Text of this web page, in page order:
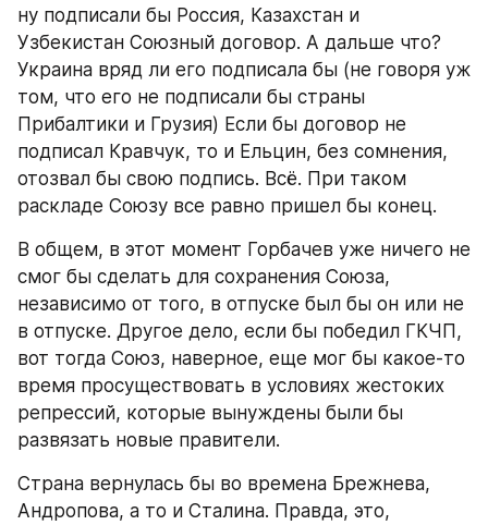
ну подписали бы Россия, Казахстан и
Узбекистан Союзный договор. А дальше что?
Украина вряд ли его подписала бы (не говоря уж
том, что его не подписали бы страны
Прибалтики и Грузия) Если бы договор не
подписал Кравчук, то и Ельцин, без сомнения,
отозвал бы свою подпись. Всё. При таком
раскладе Союзу все равно пришел бы конец.
В общем, в этот момент Горбачев уже ничего не
смог бы сделать для сохранения Союза,
независимо от того, в отпуске был бы он или не
в отпуске. Другое дело, если бы победил ГКЧП,
вот тогда Союз, наверное, еще мог бы какое-то
время просуществовать в условиях жестоких
репрессий, которые вынуждены были бы
развязать новые правители.
Страна вернулась бы во времена Брежнева,
Андропова, а то и Сталина. Правда, это,